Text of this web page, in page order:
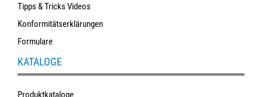
Tipps & Tricks Videos
Konformitätserklärungen
Formulare
KATALOGE
Produktkataloge